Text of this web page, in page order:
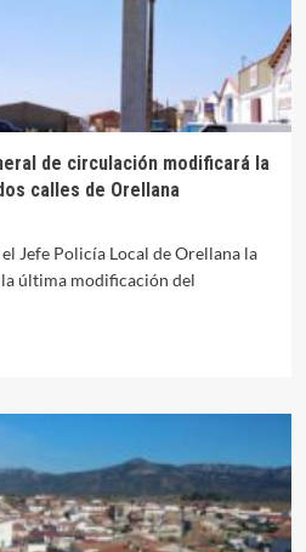
de circulación modificará la
calles de Orellana
Jefe Policía Local de Orellana la
última modificación del